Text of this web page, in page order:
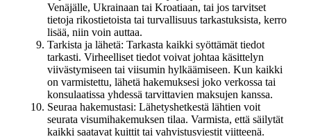
Venäjälle, Ukrainaan tai Kroatiaan, tai jos tarvitset
tietoja rikostietoista tai turvallisuus tarkastuksista, kerro
lisää, niin voin auttaa.
Tarkista ja lähetä: Tarkasta kaikki syöttämät tiedot
tarkasti. Virheelliset tiedot voivat johtaa käsittelyn
viivästymiseen tai viisumin hylkäämiseen. Kun kaikki
on varmistettu, lähetä hakemuksesi joko verkossa tai
konsulaatissa yhdessä tarvittavien maksujen kanssa.
Seuraa hakemustasi: Lähetyshetkestä lähtien voit
seurata visumihakemuksen tilaa. Varmista, että säilytät
kaikki saatavat kuittit tai vahvistusviestit viitteenä.